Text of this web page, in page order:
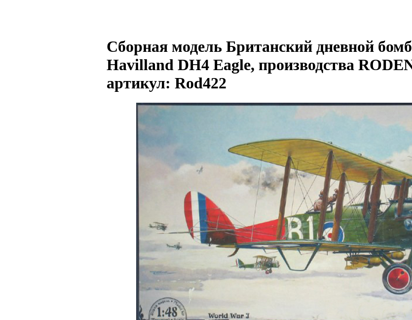
Сборная модель Британский дневной
Havilland DH4 Eagle, производства
артикул: Rod422